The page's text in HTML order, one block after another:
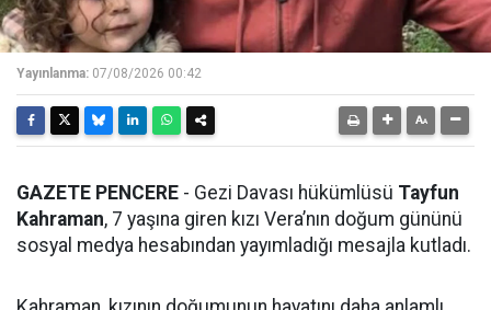
Yayınlanma: 07/08/2026 00:42
GAZETE PENCERE - Gezi Davası hükümlüsü Tayfun
Kahraman, 7 yaşına giren kızı Vera’nın doğum gününü
sosyal medya hesabından yayımladığı mesajla kutladı.